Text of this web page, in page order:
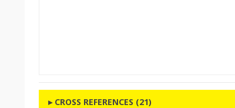
CROSS REFERENCES (21)